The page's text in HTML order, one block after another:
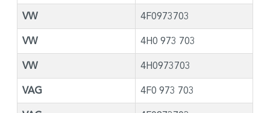
VW 4F0973703
VW 4H0 973 703
VW 4H0973703
VAG 4F0 973 703